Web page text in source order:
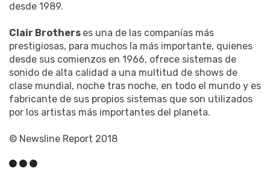
desde 1989.
Clair Brothers es una de las companías más
prestigiosas, para muchos la más importante, quienes
desde sus comienzos en 1966, ofrece sistemas de
sonido de alta calidad a una multitud de shows de
clase mundial, noche tras noche, en todo el mundo y es
fabricante de sus propios sistemas que son utilizados
por los artistas más importantes del planeta.
© Newsline Report 2018